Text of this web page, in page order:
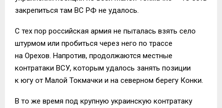
закрепиться там ВС РФ не удалось.
С тех пор российская армия не пыталась взять село
штурмом или пробиться через него по трассе
на Орехов. Напротив, продолжаются местные
контратаки ВСУ, которым удалось занять позиции
к югу от Малой Токмачки и на северном берегу Конки.
В то же время под крупную украинскую контратаку